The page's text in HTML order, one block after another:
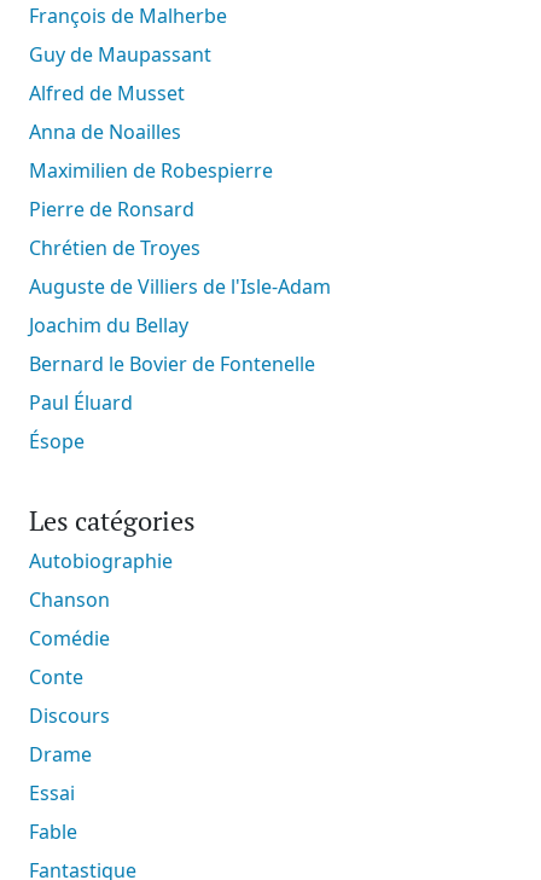
François de Malherbe
Guy de Maupassant
Alfred de Musset
Anna de Noailles
Maximilien de Robespierre
Pierre de Ronsard
Chrétien de Troyes
Auguste de Villiers de l'Isle-Adam
Joachim du Bellay
Bernard le Bovier de Fontenelle
Paul Éluard
Ésope
Les catégories
Autobiographie
Chanson
Comédie
Conte
Discours
Drame
Essai
Fable
Fantastique